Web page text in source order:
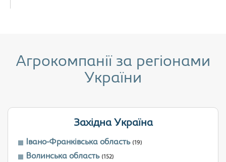
Агрокомпанії за регіонами
України
Західна Україна
Івано-Франківська область (19)
Волинська область (152)